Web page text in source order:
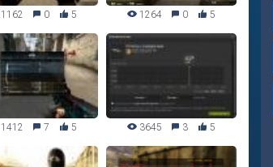
1162 0 5 1264 0 5
1412 7 5 3645 3 5